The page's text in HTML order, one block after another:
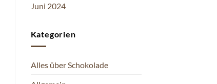
Juni 2024
Kategorien
Alles über Schokolade